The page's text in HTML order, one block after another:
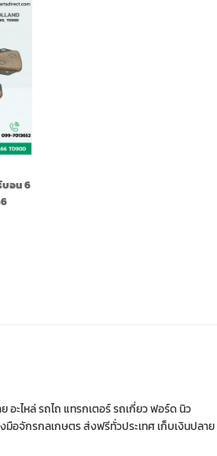
บอน 6
อะไหล่ รถไถ แทรกเตอร์ รถเกี่ยว ฟอร์ด นิว
มือจักรกลเกษตร ส่งฟรีทั่วประเทศ เก็บเงินปลาย